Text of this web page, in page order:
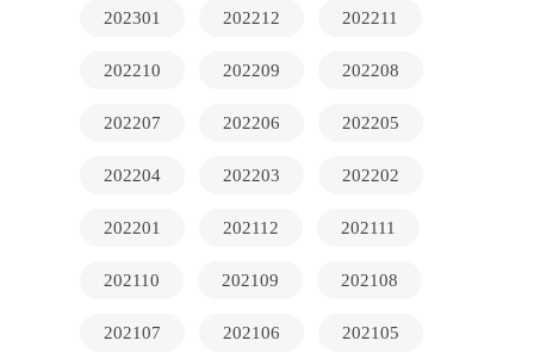
202301 202212 202211
202210 202209 202208
202207 202206 202205
202204 202203 202202
202201 202112 202111
202110 202109 202108
202107 202106 202105